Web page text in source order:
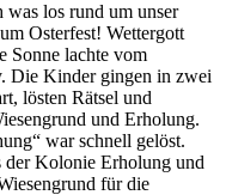
was los rund um unser
Osterfest! Wettergott
Sonne lachte vom
Die Kinder gingen in zwei
lösten Rätsel und
und Erholung.
war schnell gelöst.
der Kolonie Erholung und
für die